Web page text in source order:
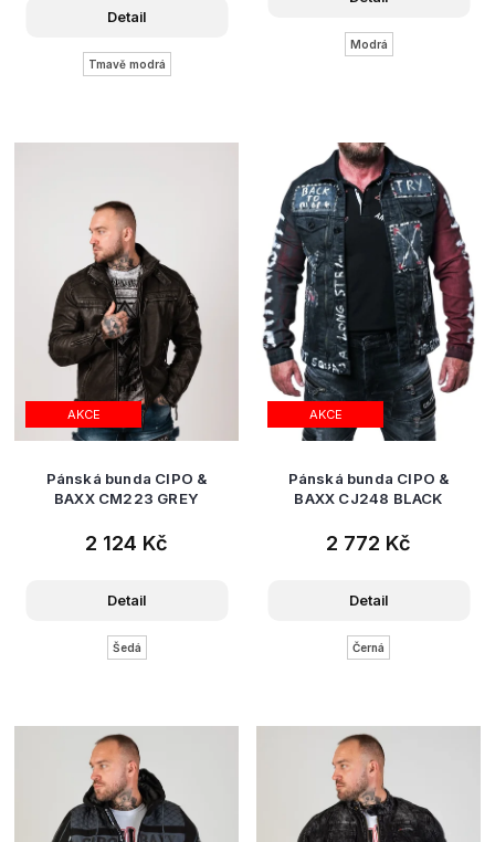
Detail
Tmavě modrá
Modrá
AKCE
Pánská bunda CIPO &
BAXX CM223 GREY
2 124 Kč
Detail
Šedá
AKCE
Pánská bunda CIPO &
BAXX CJ248 BLACK
2 772 Kč
Detail
Černá